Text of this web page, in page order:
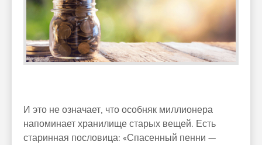
И это не означает, что особняк миллионера
напоминает хранилище старых вещей. Есть
старинная пословица: «Спасенный пенни —